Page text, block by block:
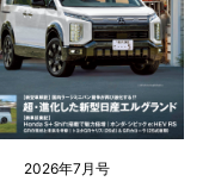
2026年7月号